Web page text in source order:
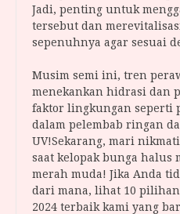
Jadi, penting untuk
tersebut dan
sepenuhnya agar sesuai
Musim semi ini, tren
menekankan hidrasi dan
faktor lingkungan seperti
dalam pelembab ringan
UV!Sekarang, mari
saat kelopak bunga halus
merah muda! Jika Anda
dari mana, lihat 10
2024 terbaik kami yang